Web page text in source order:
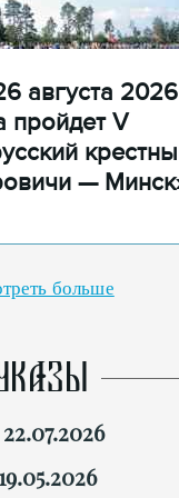
августа 2026
пройдет V
—
больше